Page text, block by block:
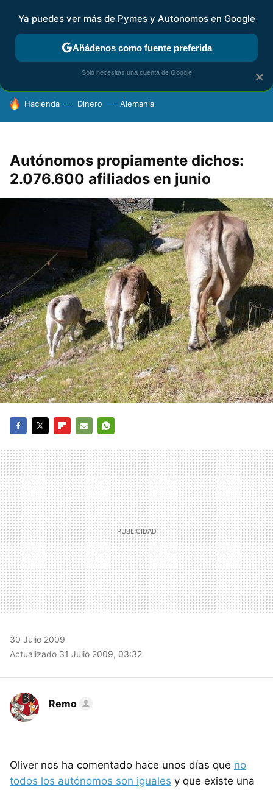
FISCALIDAD Y CONTABILIDAD KIT DIGITAL RENTA
HOY SE HABLA DE
Hacienda Dinero Alemania
Autónomos propiamente dichos:
2.076.600 afiliados en junio
MAIL
30 Julio 2009
Actualizado 31 Julio 2009, 03:32
Remo
Oliver nos ha comentado hace unos días que no
todos los autónomos son iguales y que existe una
×
Ya puedes ver más de Pymes y Autonomos en Google
Añádenos como fuente preferida
Solo necesitas una cuenta de Google